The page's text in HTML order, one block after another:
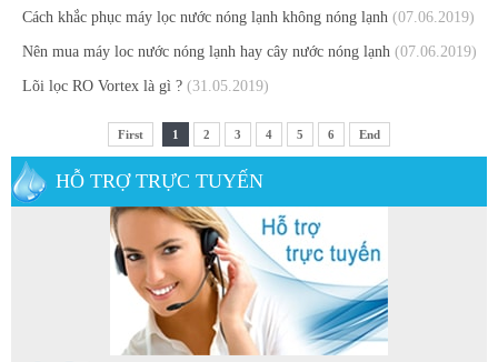
Cách khắc phục máy lọc nước nóng lạnh không nóng lạnh (07.06.2019)
Nên mua máy loc nước nóng lạnh hay cây nước nóng lạnh (07.06.2019)
Lõi lọc RO Vortex là gì ? (31.05.2019)
First 1 2 3 4 5 6 End
HỖ TRỢ TRỰC TUYẾN